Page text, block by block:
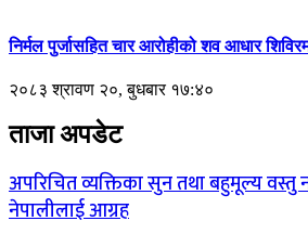
निर्मल पुर्जासहित चार आरोहीको शव आधार
२०८३ श्रावण २०, बुधबार १७:४०
ताजा अपडेट
अपरिचित व्यक्तिका सुन तथा बहुमूल्य वस्तु
नेपालीलाई आग्रह